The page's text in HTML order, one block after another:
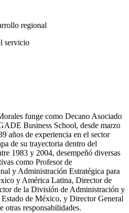
regional
servicio
funge como Decano Asociado
Business School, desde marzo
años de experiencia en el sector
de su trayectoria dentro del
1983 y 2004, desempeñó diversas
como Profesor de
y Administración Estratégica para
y América Latina, Director de
de la División de Administración y
de México, y Director General
otras responsabilidades.